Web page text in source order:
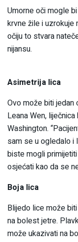
Umorne oči mogle
krvne žile i uzrokuje
očiju to stvara
nijansu.
Asimetrija lica
Ovo može biti jedan
Leana Wen,
Washington.
sam se u ogledalo i
biste mogli
osjećati kao da se
Boja lica
Blijedo lice može
na bolest jetre.
može ukazivati na